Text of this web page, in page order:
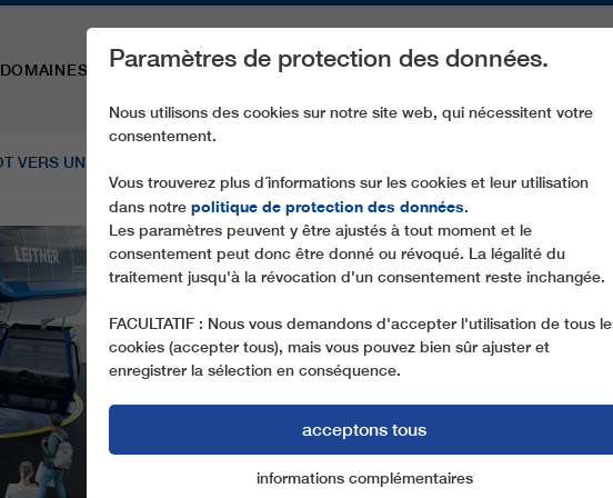
DOMAINES D´ACTIVITÉS PIÈCES DE RECHANGE SERVICE NOTRE
VERS UNE EXPLOITATION AUTONOME DES TÉLÉCABINES
12.04.2024
AVEC LEITPILOT VERS
AUTONOME DES
Les technologies modernes de remontées
durable et l'économie de ressources. LeitPilot
Cette technologie intelligente permet une
conçue aussi bien pour les installations
Paramètres de protection des données.
Nous utilisons des cookies sur notre site web, qui nécessitent votre
consentement.
Vous trouverez plus d´informations sur les cookies et leur utilisation
dans notre politique de protection des données.
Les paramètres peuvent y être ajustés à tout moment et le
consentement peut donc être donné ou révoqué. La légalité du
traitement jusqu'à la révocation d'un consentement reste inchangée.
FACULTATIF : Nous vous demandons d'accepter l'utilisation de tous
cookies (accepter tous), mais vous pouvez bien sûr ajuster et
enregistrer la sélection en conséquence.
acceptons tous
cookies essentiels Marketing
informations complémentaires